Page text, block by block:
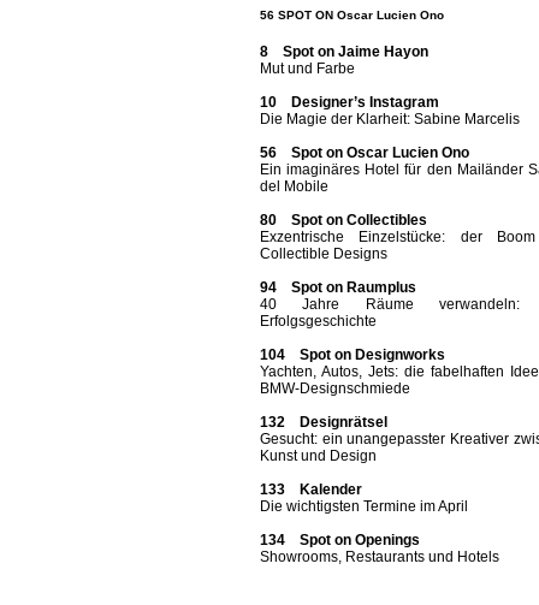
56 SPOT ON Oscar Lucien Ono
8 Spot on Jaime Hayon
Mut und Farbe
10 Designer’s Instagram
Die Magie der Klarheit: Sabine Marcelis
56 Spot on Oscar Lucien Ono
Ein imaginäres Hotel für den Mailänder
del Mobile
80 Spot on Collectibles
Exzentrische Einzelstücke: der
Collectible Designs
94 Spot on Raumplus
40 Jahre Räume verwandeln:
Erfolgsgeschichte
104 Spot on Designworks
Yachten, Autos, Jets: die fabelhaften
BMW-Designschmiede
132 Designrätsel
Gesucht: ein unangepasster Kreativer
Kunst und Design
133 Kalender
Die wichtigsten Termine im April
134 Spot on Openings
Showrooms, Restaurants und Hotels